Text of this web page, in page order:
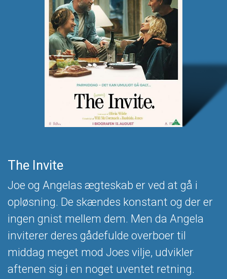
The Invite
Joe og Angelas ægteskab er ved at gå i
opløsning. De skændes konstant og der er
ingen gnist mellem dem. Men da Angela
inviterer deres gådefulde overboer til
middag meget mod Joes vilje, udvikler
aftenen sig i en noget uventet retning.